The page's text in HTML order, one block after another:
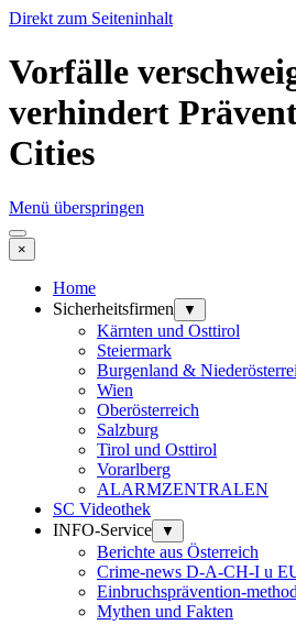
Direkt zum Seiteninhalt
Vorfälle
verhindert
Cities
Menü überspringen
×
Home
Sicherheitsfirmen
▼
Kärnten und Osttirol
Steiermark
Burgenland &
Wien
Oberösterreich
Salzburg
Tirol und Osttirol
Vorarlberg
ALARMZENTRALEN
SC Videothek
INFO-Service
▼
Berichte aus Österreich
Crime-news D-A-CH-I u
Einbruchsprävention-
Mythen und Fakten